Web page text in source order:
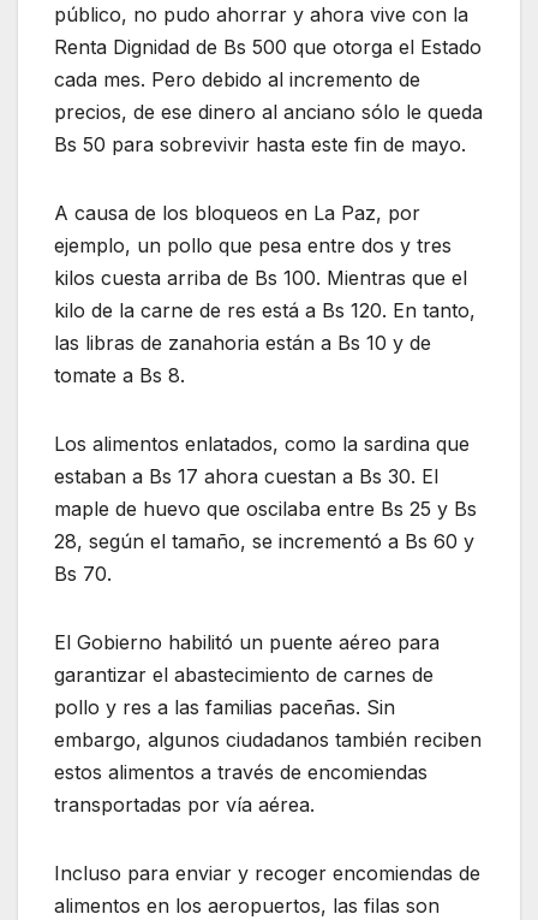
público, no pudo ahorrar y ahora vive con la
Renta Dignidad de Bs 500 que otorga el Estado
cada mes. Pero debido al incremento de
precios, de ese dinero al anciano sólo le queda
Bs 50 para sobrevivir hasta este fin de mayo.
A causa de los bloqueos en La Paz, por
ejemplo, un pollo que pesa entre dos y tres
kilos cuesta arriba de Bs 100. Mientras que el
kilo de la carne de res está a Bs 120. En tanto,
las libras de zanahoria están a Bs 10 y de
tomate a Bs 8.
Los alimentos enlatados, como la sardina que
estaban a Bs 17 ahora cuestan a Bs 30. El
maple de huevo que oscilaba entre Bs 25 y Bs
28, según el tamaño, se incrementó a Bs 60 y
Bs 70.
El Gobierno habilitó un puente aéreo para
garantizar el abastecimiento de carnes de
pollo y res a las familias paceñas. Sin
embargo, algunos ciudadanos también reciben
estos alimentos a través de encomiendas
transportadas por vía aérea.
Incluso para enviar y recoger encomiendas de
alimentos en los aeropuertos, las filas son